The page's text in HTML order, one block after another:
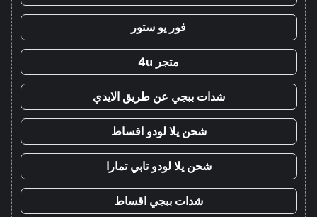
فور يو ستور
متجر 4u
شدات ببجي عن طريق الايدي
شحن يلا لودو اقساط
شحن يلا لودو تابي تمارا
شدات ببجي اقساط